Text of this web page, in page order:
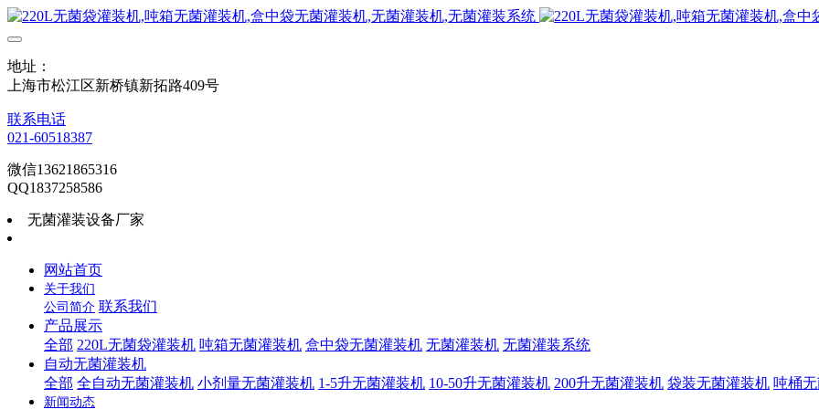
地址：
上海市松江区新桥镇新拓路409号
联系电话
021-60518387
微信13621865316
QQ1837258586
无菌灌装设备厂家
网站首页
关于我们
公司简介 联系我们
产品展示
全部 220L无菌袋灌装机 吨箱无菌灌装机 盒中袋无菌灌装机 无菌灌装机 无菌灌装系统
自动无菌灌装机
全部 全自动无菌灌装机 小剂量无菌灌装机 1-5升无菌灌装机 10-50升无菌灌装机 200升无菌灌装机 袋装无菌灌装机 吨桶
新闻动态